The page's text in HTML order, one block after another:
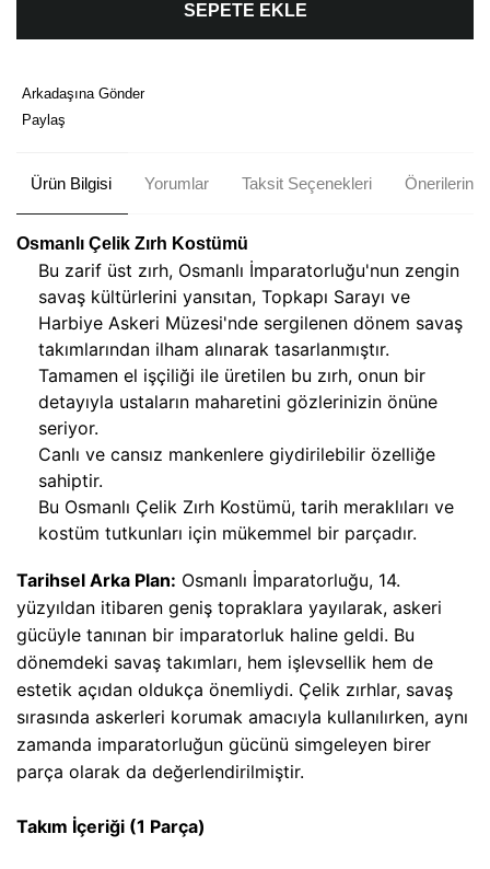
SEPETE EKLE
Arkadaşına Gönder
Paylaş
Ürün Bilgisi Yorumlar Taksit Seçenekleri Önerileriniz
Osmanlı Çelik Zırh Kostümü
Bu zarif üst zırh, Osmanlı İmparatorluğu'nun zengin
savaş kültürlerini yansıtan, Topkapı Sarayı ve
Harbiye Askeri Müzesi'nde sergilenen dönem savaş
takımlarından ilham alınarak tasarlanmıştır.
Tamamen el işçiliği ile üretilen bu zırh, onun bir
detayıyla ustaların maharetini gözlerinizin önüne
seriyor.
Canlı ve cansız mankenlere giydirilebilir özelliğe
sahiptir.
Bu Osmanlı Çelik Zırh Kostümü, tarih meraklıları ve
kostüm tutkunları için mükemmel bir parçadır.
Tarihsel Arka Plan: Osmanlı İmparatorluğu, 14.
yüzyıldan itibaren geniş topraklara yayılarak, askeri
gücüyle tanınan bir imparatorluk haline geldi. Bu
dönemdeki savaş takımları, hem işlevsellik hem de
estetik açıdan oldukça önemliydi. Çelik zırhlar, savaş
sırasında askerleri korumak amacıyla kullanılırken, aynı
zamanda imparatorluğun gücünü simgeleyen birer
parça olarak da değerlendirilmiştir.
Takım İçeriği (1 Parça)